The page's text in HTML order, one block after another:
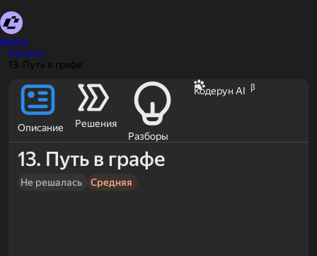
Войти
Каталог
13. Путь в графе
Описание
Решения
Разборы
Кодерун AI β
13. Путь в графе
Не решалась Средняя